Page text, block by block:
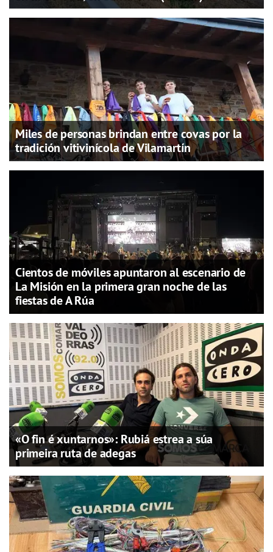
Miles de personas brindan entre covas por la
tradición vitivinícola de Vilamartín
Cientos de móviles apuntaron al escenario de
La Misión en la primera gran noche de las
fiestas de A Rúa
«O fin é xuntarnos»: Rubiá estrea a súa
primeira ruta de adegas